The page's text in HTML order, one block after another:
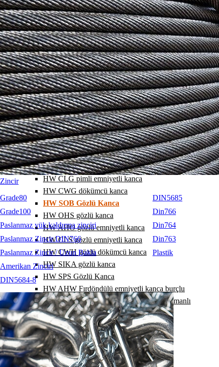
Zincir
Grade80
Grade100
Paslanmaz yük kaldırma zinciri
Paslanmaz Zincir DIN766
Paslanmaz Zincir / Uzun Bakla
Amerikan Zinciri
DIN5684-8
DIN5685
Din766
Din764
Din763
Plastik
HW A halka 1-2 bacak
HW Halka grubu 3-4 bacak
HW SA25 geniş halka
HW SA16 geniş halka
HW A1 halka 1 bacak
HW A2 halka 2 bacak
HW A3 halka 3 bacak
HW A4 halka 4 bacak
HW EG sonlama halkası
HW SGB pimli kanca
HW GHK pimli kanca
HW GHS pimli kanca
HW SGCS pimli kanca
HW AHG pimli emniyetli kanca
HW CLG pimli emniyetli kanca
HW CWG dökümcü kanca
HW SOB Gözlü Kanca
HW OHS gözlü kanca
HW AHO gözlü emniyetli kanca
HW CLS gözlü emniyetli kanca
HW CWH gözlü dökümcü kanca
HW SIKA gözlü kanca
HW SPS Gözlü Kanca
HW AHW Fırdöndülü emniyetli kanca burçlu
HW AHW Fırdöndülü emniyetli kanca rulmanlı
HW WHS Fırdöndülü Kanca Burçlu
HW WHS fırdöndülü kanca Rulmanlı
HW KV ek kilit
HW RSK polyester sapan ek kilidi
HW VHG kısaltma kancası